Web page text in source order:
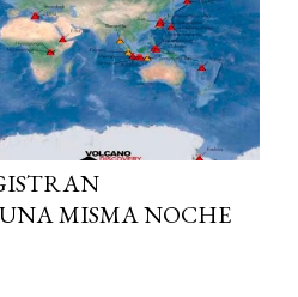
UNA MISMA NOCHE